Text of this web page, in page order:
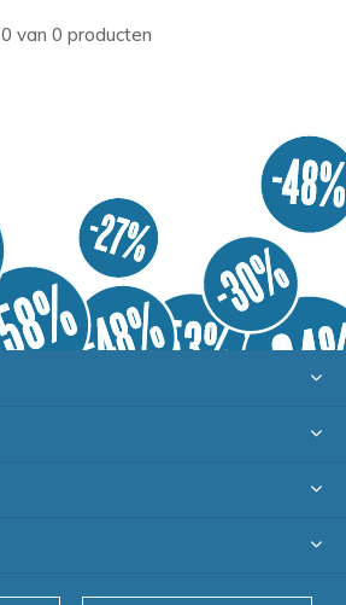
0 van 0 producten